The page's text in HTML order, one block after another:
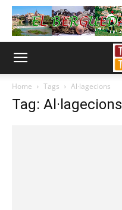
Home Tags Al·lagecions
Tag: Al·lagecions